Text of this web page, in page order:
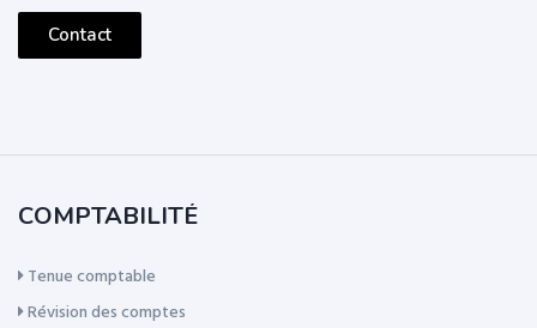
Contact
COMPTABILITÉ
Tenue comptable
Révision des comptes